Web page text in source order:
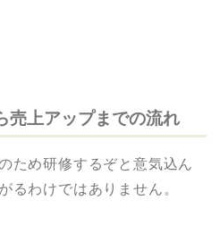
売上アップまでの流れ
ため研修するぞと意気込ん
るわけではありません。